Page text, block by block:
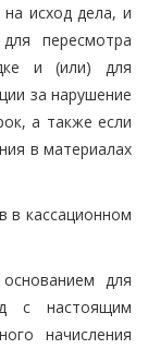
исход дела, и
пересмотра
и (или) для
за нарушение
а также если
в материалах
в кассационном
для
с настоящим
начисления